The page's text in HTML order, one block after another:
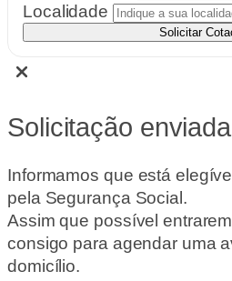
Localidade
Solicitar
Solicitação
Informamos que está
pela Segurança Social.
Assim que possível
consigo para agendar uma
domicílio.